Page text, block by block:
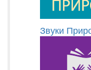
Звуки